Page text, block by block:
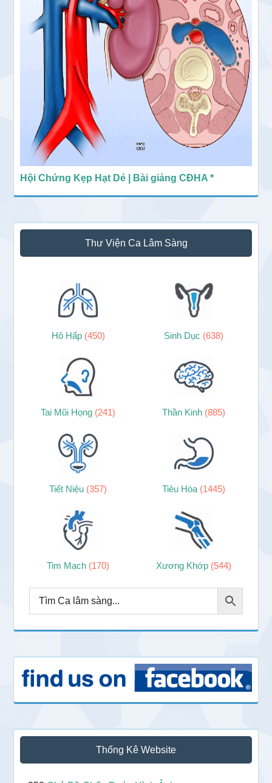
Hội Chứng Kẹp Hạt Dẻ | Bài giảng CĐHA *
Thư Viện Ca Lâm Sàng
Hô Hấp (450) Sinh Dục (638)
Tai Mũi Họng (241) Thần Kinh (885)
Tiết Niệu (357) Tiêu Hóa (1445)
Tim Mạch (170) Xương Khớp (544)
Thống Kê Website